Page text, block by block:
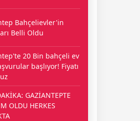
Bahçelievler'in
Belli Oldu
20 Bin bahçeli ev
başlıyor! Fiyatı
GAZİANTEPTE
OLDU HERKES